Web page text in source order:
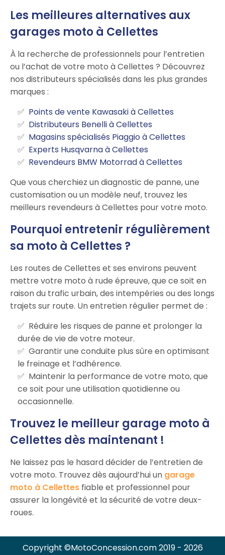
Les meilleures alternatives aux
garages moto à Cellettes
À la recherche de professionnels pour l’entretien
ou l’achat de votre moto à Cellettes ? Découvrez
nos distributeurs spécialisés dans les plus grandes
marques :
Points de vente Kawasaki à Cellettes
Distributeurs Benelli à Cellettes
Magasins spécialisés Piaggio à Cellettes
Experts Husqvarna à Cellettes
Revendeurs BMW Motorrad à Cellettes
Que vous cherchiez un diagnostic de panne, une
customisation ou un modèle neuf, trouvez les
meilleurs revendeurs à Cellettes pour votre moto.
Pourquoi entretenir régulièrement
sa moto à Cellettes ?
Les routes de Cellettes et ses environs peuvent
mettre votre moto à rude épreuve, que ce soit en
raison du trafic urbain, des intempéries ou des longs
trajets sur route. Un entretien régulier permet de :
Réduire les risques de panne et prolonger la
durée de vie de votre moteur.
Garantir une conduite plus sûre en optimisant
le freinage et l’adhérence.
Maintenir la performance de votre moto, que
ce soit pour une utilisation quotidienne ou
occasionnelle.
Trouvez le meilleur garage moto à
Cellettes dès maintenant !
Ne laissez pas le hasard décider de l’entretien de
votre moto. Trouvez dès aujourd’hui un garage
moto à Cellettes fiable et professionnel pour
assurer la longévité et la sécurité de votre deux-
roues.
Copyright ©MotoConcession.com 2019 - 2026